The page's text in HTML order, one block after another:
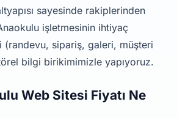
sayesinde rakiplerinden
işletmesinin ihtiyaç
sipariş, galeri, müşteri
bilgi birikimimizle yapıyoruz.
Web Sitesi Fiyatı Ne